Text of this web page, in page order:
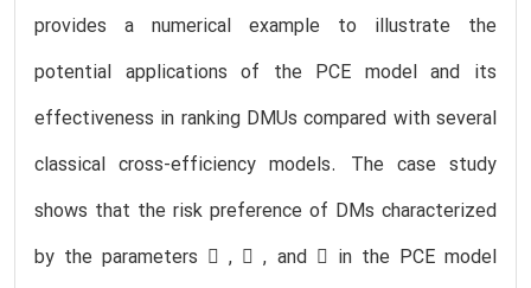
provides a numerical example to illustrate the
potential applications of the PCE model and its
effectiveness in ranking DMUs compared with several
classical cross-efficiency models. The case study
shows that the risk preference of DMs characterized
by the parameters  ,  , and  in the PCE model